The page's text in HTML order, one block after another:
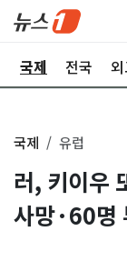
국제 전국
국제 유럽
러, 키이우
사망·60명